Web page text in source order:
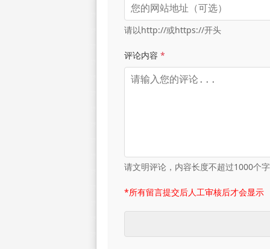
请以http://或https://开头
评论内容 *
请文明评论，内容长度不超过1000个
*所有留言提交后人工审核后才会显示